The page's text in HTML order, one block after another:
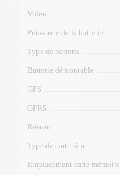
Video
Puissance de la batterie
Type de batterie
Batterie démontable
GPS
GPRS
Réseau
Type de carte sim
Emplacement carte mémoire